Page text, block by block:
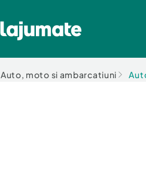
Auto, moto si ambarcatiuni